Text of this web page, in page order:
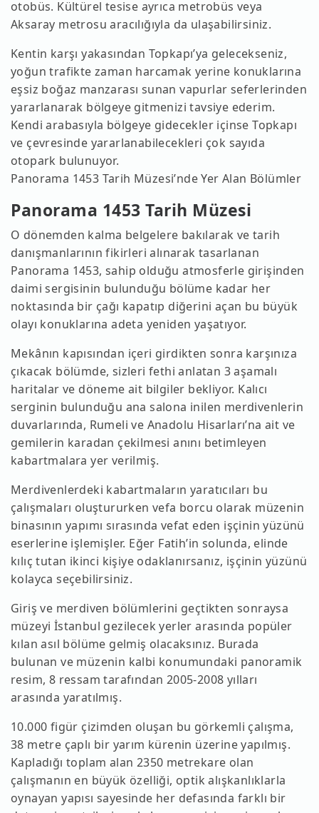
otobüs. Kültürel tesise ayrıca metrobüs veya
Aksaray metrosu aracılığıyla da ulaşabilirsiniz.
Kentin karşı yakasından Topkapı’ya gelecekseniz,
yoğun trafikte zaman harcamak yerine konuklarına
eşsiz boğaz manzarası sunan vapurlar seferlerinden
yararlanarak bölgeye gitmenizi tavsiye ederim.
Kendi arabasıyla bölgeye gidecekler içinse Topkapı
ve çevresinde yararlanabilecekleri çok sayıda
otopark bulunuyor.
Panorama 1453 Tarih Müzesi’nde Yer Alan Bölümler
Panorama 1453 Tarih Müzesi
O dönemden kalma belgelere bakılarak ve tarih
danışmanlarının fikirleri alınarak tasarlanan
Panorama 1453, sahip olduğu atmosferle girişinden
daimi sergisinin bulunduğu bölüme kadar her
noktasında bir çağı kapatıp diğerini açan bu büyük
olayı konuklarına adeta yeniden yaşatıyor.
Mekânın kapısından içeri girdikten sonra karşınıza
çıkacak bölümde, sizleri fethi anlatan 3 aşamalı
haritalar ve döneme ait bilgiler bekliyor. Kalıcı
serginin bulunduğu ana salona inilen merdivenlerin
duvarlarında, Rumeli ve Anadolu Hisarları’na ait ve
gemilerin karadan çekilmesi anını betimleyen
kabartmalara yer verilmiş.
Merdivenlerdeki kabartmaların yaratıcıları bu
çalışmaları oluştururken vefa borcu olarak müzenin
binasının yapımı sırasında vefat eden işçinin yüzünü
eserlerine işlemişler. Eğer Fatih’in solunda, elinde
kılıç tutan ikinci kişiye odaklanırsanız, işçinin yüzünü
kolayca seçebilirsiniz.
Giriş ve merdiven bölümlerini geçtikten sonraysa
müzeyi İstanbul gezilecek yerler arasında popüler
kılan asıl bölüme gelmiş olacaksınız. Burada
bulunan ve müzenin kalbi konumundaki panoramik
resim, 8 ressam tarafından 2005-2008 yılları
arasında yaratılmış.
10.000 figür çizimden oluşan bu görkemli çalışma,
38 metre çaplı bir yarım kürenin üzerine yapılmış.
Kapladığı toplam alan 2350 metrekare olan
çalışmanın en büyük özelliği, optik alışkanlıklarla
oynayan yapısı sayesinde her defasında farklı bir